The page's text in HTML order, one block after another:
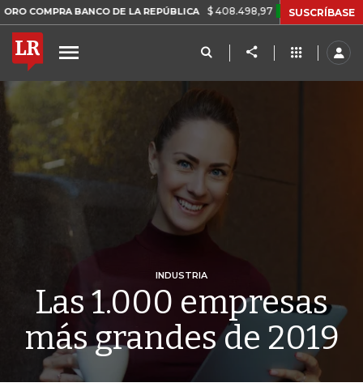
BANCO DE LA REPÚBLICA $ 408.498,97 +$ 8.753,81 +2,19%
SUSCRÍBASE
INDUSTRIA
Las 1.000 empresas
más grandes de 2019